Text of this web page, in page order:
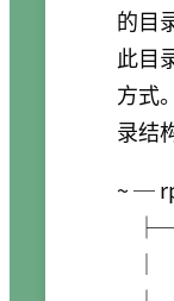
的目
此目
方式
录结
~ ─